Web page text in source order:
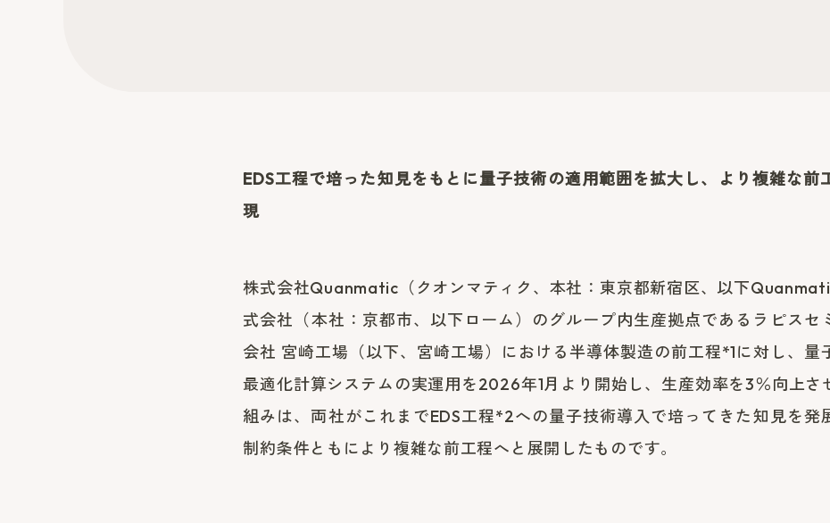
EDS工程で培った知見をもとに量子技術の適用範囲を拡大し、より複雑な前
現
株式会社Quanmatic（クオンマティク、本社：東京都新宿区、以下
式会社（本社：京都市、以下ローム）のグループ内生産拠点であるラピスセ
会社 宮崎工場（以下、宮崎工場）における半導体製造の前工程*1に対し、量
最適化計算システムの実運用を2026年1月より開始し、生産効率を3％向上さ
組みは、両社がこれまでEDS工程*2への量子技術導入で培ってきた知見を発
制約条件ともにより複雑な前工程へと展開したものです。